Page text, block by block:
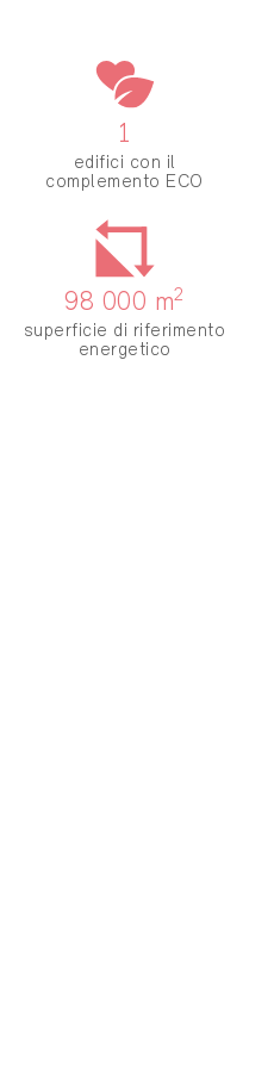
1
edifici con il
complemento ECO
98 000 m2
superficie di riferimento
energetico